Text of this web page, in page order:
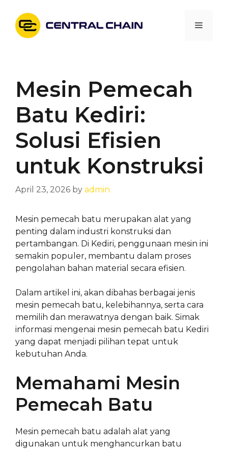
content
Menu
Mesin Pemecah
Batu Kediri:
Solusi Efisien
untuk Konstruksi
April 23, 2026 by admin
Mesin pemecah batu merupakan alat yang
penting dalam industri konstruksi dan
pertambangan. Di Kediri, penggunaan mesin ini
semakin populer, membantu dalam proses
pengolahan bahan material secara efisien.
Dalam artikel ini, akan dibahas berbagai jenis
mesin pemecah batu, kelebihannya, serta cara
memilih dan merawatnya dengan baik. Simak
informasi mengenai mesin pemecah batu Kediri
yang dapat menjadi pilihan tepat untuk
kebutuhan Anda.
Memahami Mesin
Pemecah Batu
Mesin pemecah batu adalah alat yang
digunakan untuk menghancurkan batu